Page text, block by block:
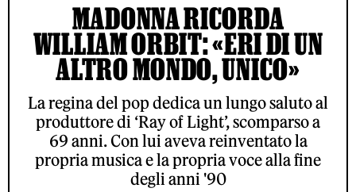
MADONNA RICORDA
WILLIAM ORBIT: «ERI DI UN
ALTRO MONDO, UNICO»
La regina del pop dedica un lungo saluto al
produttore di ‘Ray of Light’, scomparso a
69 anni. Con lui aveva reinventato la
propria musica e la propria voce alla fine
degli anni '90